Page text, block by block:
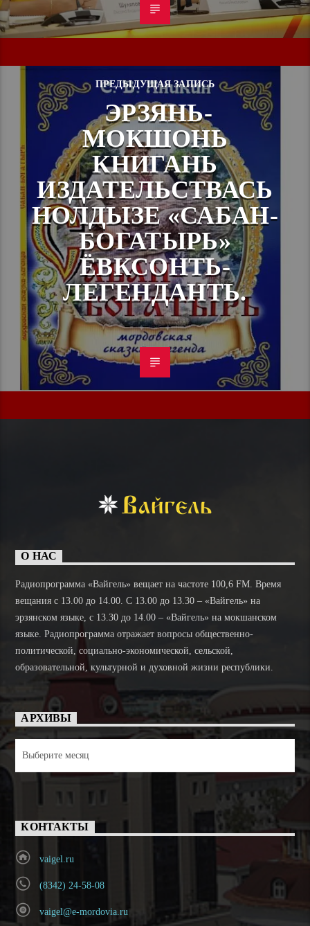
ПРЕДЫДУЩАЯ ЗАПИСЬ
ЭРЗЯНЬ-
МОКШОНЬ
КНИГАНЬ
ИЗДАТЕЛЬСТВАСЬ
НОЛДЫЗЕ «САБАН-
БОГАТЫРЬ»
ЁВКСОНТЬ-
ЛЕГЕНДАНТЬ.
О НАС
Радиопрограмма «Вайгель» вещает на частоте 100,6 FM. Время
вещания с 13.00 до 14.00. C 13.00 до 13.30 – «Вайгель» на
эрзянском языке, с 13.30 до 14.00 – «Вайгель» на мокшанском
языке. Радиопрограмма отражает вопросы общественно-
политической, социально-экономической, сельской,
образовательной, культурной и духовной жизни республики.
АРХИВЫ
КОНТАКТЫ
vaigel.ru
(8342) 24-58-08
vaigel@e-mordovia.ru